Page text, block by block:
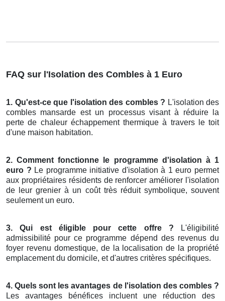
FAQ sur l'Isolation des Combles à 1 Euro
1. Qu'est-ce que l'isolation des combles ? L'isolation des
combles mansarde est un processus visant à réduire la
perte de chaleur échappement thermique à travers le toit
d'une maison habitation.
2. Comment fonctionne le programme d'isolation à 1
euro ? Le programme initiative d'isolation à 1 euro permet
aux propriétaires résidents de renforcer améliorer l'isolation
de leur grenier à un coût très réduit symbolique, souvent
seulement un euro.
3. Qui est éligible pour cette offre ? L'éligibilité
admissibilité pour ce programme dépend des revenus du
foyer revenu domestique, de la localisation de la propriété
emplacement du domicile, et d'autres critères spécifiques.
4. Quels sont les avantages de l'isolation des combles ?
Les avantages bénéfices incluent une réduction des